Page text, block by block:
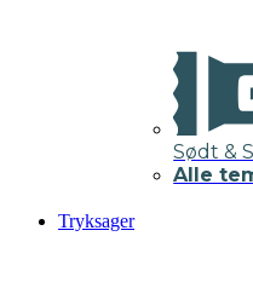
Sødt &
Alle
Tryksager